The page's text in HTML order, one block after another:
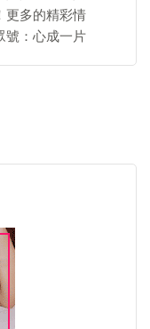
更多的精彩情
號：心成一片